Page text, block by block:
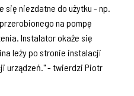
się niezdatne do użytku - np.
na pompę
Instalator okaże się
leży po stronie instalacji
urządzeń." - twierdzi Piotr